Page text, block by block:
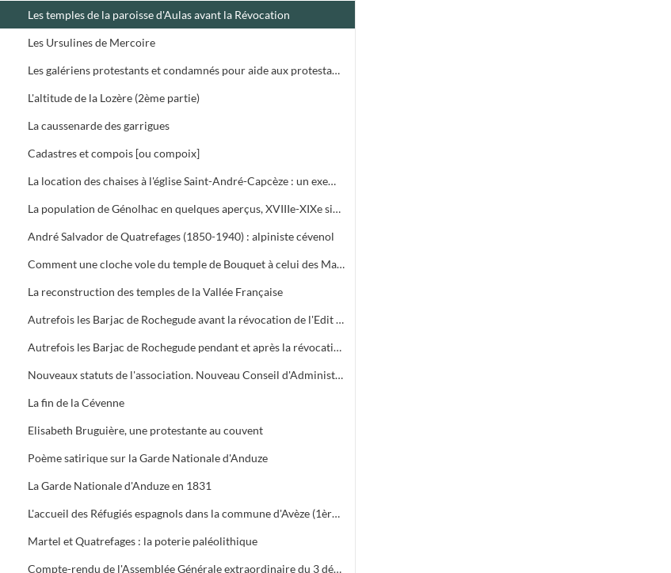
Les temples de la paroisse d'Aulas avant la Révocation
Les Ursulines de Mercoire
Les galériens protestants et condamnés pour aide aux protestants 1680-1775 (3ème partie)
L'altitude de la Lozère (2ème partie)
La caussenarde des garrigues
Cadastres et compois [ou compoix]
La location des chaises à l'église Saint-André-Capcèze : un exemple du respect de la hiérarchie sociale et de la séparation hommes et femmes au XIXe siècle
La population de Génolhac en quelques aperçus, XVIIIe-XIXe siècles
André Salvador de Quatrefages (1850-1940) : alpiniste cévenol
Comment une cloche vole du temple de Bouquet à celui des Mages et en revient
La reconstruction des temples de la Vallée Française
Autrefois les Barjac de Rochegude avant la révocation de l'Edit de Nantes
Autrefois les Barjac de Rochegude pendant et après la révocation de l'Edit de Nantes
Nouveaux statuts de l'association. Nouveau Conseil d'Administration et nouveau Bureau. Election de Marie-Lucy Dumas comme présidente
La fin de la Cévenne
Elisabeth Bruguière, une protestante au couvent
Poème satirique sur la Garde Nationale d'Anduze
La Garde Nationale d'Anduze en 1831
L'accueil des Réfugiés espagnols dans la commune d'Avèze (1ère partie)
Martel et Quatrefages : la poterie paléolithique
Compte-rendu de l'Assemblée Générale extraordinaire du 3 décembre 2011 à Cendras